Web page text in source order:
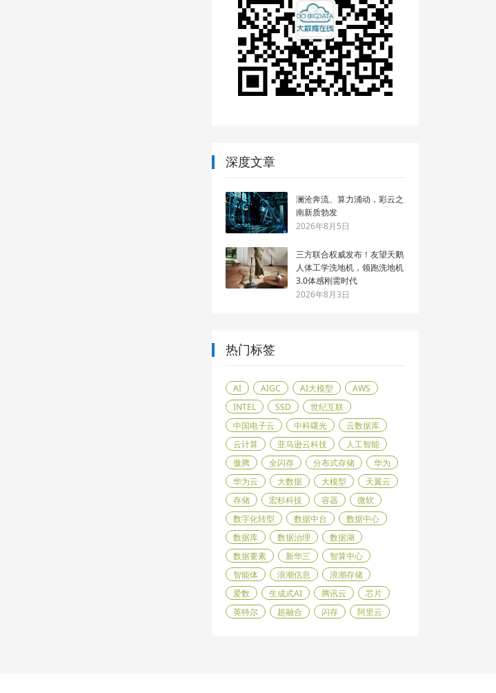
深度文章
澜沧奔流、算力涌动，彩云之
南新质勃发
2026年8月5日
三方联合权威发布！友望天鹅
人体工学洗地机，领跑洗地机
3.0体感刚需时代
2026年8月3日
热门标签
AI AIGC AI大模型
AWS
INTEL
SSD
世纪互联
中国电子云
中科曙光
云数据库
云计算
亚马逊云科技
人工智能
傲腾
全闪存 分布式存储
华为
华为云
大数据 大模型
天翼云
存储
宏杉科技 容器
微软
数字化转型
数据中台
数据中心
数据库
数据治理
数据湖
数据要素
新华三
智算中心
智能体
浪潮信息
浪潮存储
爱数
生成式AI 腾讯云
芯片
英特尔
超融合 闪存 阿里云